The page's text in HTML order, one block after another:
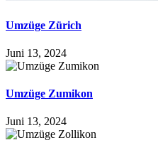
Umzüge Zürich
Juni 13, 2024
Umzüge Zumikon
Juni 13, 2024